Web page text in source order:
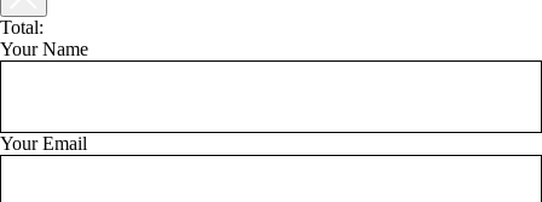
Total:
Your Name
Your Email